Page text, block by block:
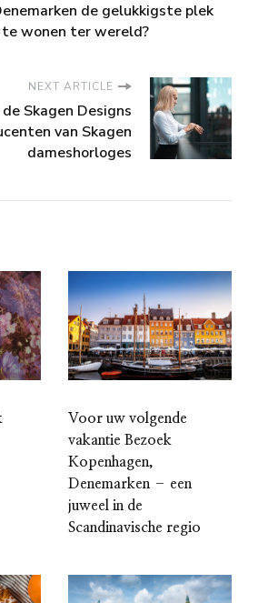
de gelukkigste plek
te wonen ter wereld?
NEXT ARTICLE
Skagen Designs
van Skagen
dameshorloges
Voor uw volgende
vakantie Bezoek
Kopenhagen,
Denemarken – een
juweel in de
Scandinavische regio